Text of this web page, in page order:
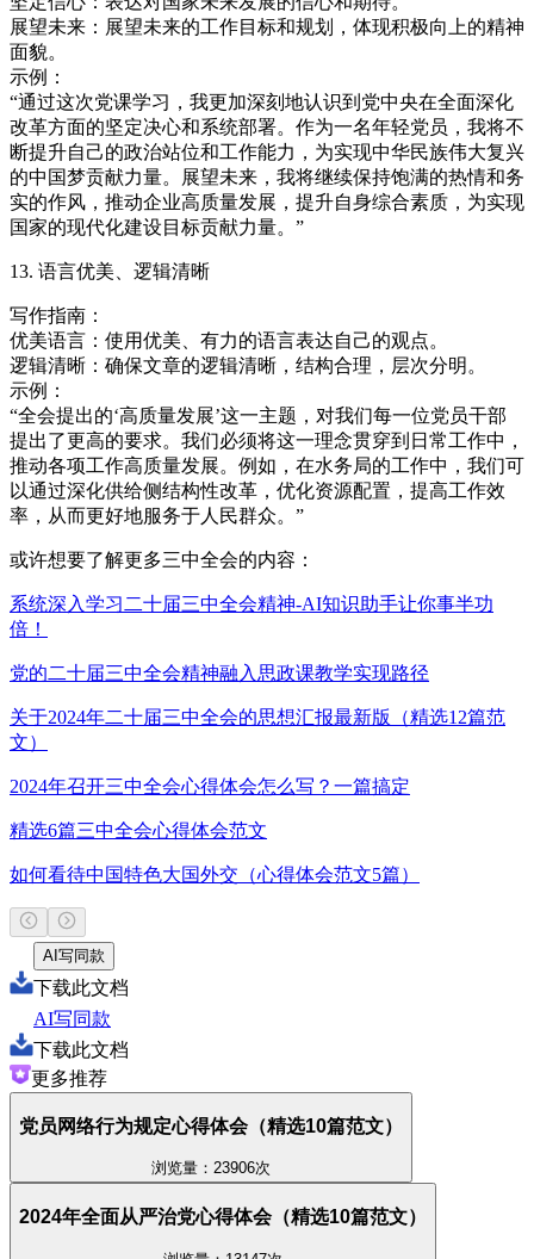
展望未来：展望未来的工作目标和规划，体现积极向上的精神
面貌。
示例：
“通过这次党课学习，我更加深刻地认识到党中央在全面深化
改革方面的坚定决心和系统部署。作为一名年轻党员，我将不
断提升自己的政治站位和工作能力，为实现中华民族伟大复兴
的中国梦贡献力量。展望未来，我将继续保持饱满的热情和务
实的作风，推动企业高质量发展，提升自身综合素质，为实现
国家的现代化建设目标贡献力量。”
13. 语言优美、逻辑清晰
写作指南：
优美语言：使用优美、有力的语言表达自己的观点。
逻辑清晰：确保文章的逻辑清晰，结构合理，层次分明。
示例：
“全会提出的‘高质量发展’这一主题，对我们每一位党员干部
提出了更高的要求。我们必须将这一理念贯穿到日常工作中，
推动各项工作高质量发展。例如，在水务局的工作中，我们可
以通过深化供给侧结构性改革，优化资源配置，提高工作效
率，从而更好地服务于人民群众。”
或许想要了解更多三中全会的内容：
系统深入学习二十届三中全会精神-AI知识助手让你事半功
倍！
党的二十届三中全会精神融入思政课教学实现路径
关于2024年二十届三中全会的思想汇报最新版（精选12篇范
文）
2024年召开三中全会心得体会怎么写？一篇搞定
精选6篇三中全会心得体会范文
如何看待中国特色大国外交（心得体会范文5篇）
AI写同款
下载此文档
AI写同款
下载此文档
更多推荐
党员网络行为规定心得体会（精选10篇范文）
浏览量：23906次
2024年全面从严治党心得体会（精选10篇范文）